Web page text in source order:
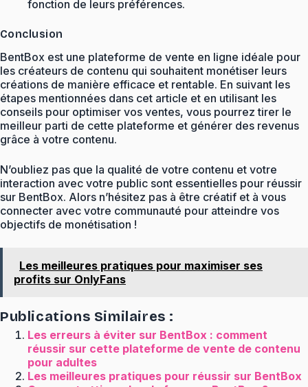
fonction de leurs préférences.
Conclusion
BentBox est une plateforme de vente en ligne idéale pour
les créateurs de contenu qui souhaitent monétiser leurs
créations de manière efficace et rentable. En suivant les
étapes mentionnées dans cet article et en utilisant les
conseils pour optimiser vos ventes, vous pourrez tirer le
meilleur parti de cette plateforme et générer des revenus
grâce à votre contenu.
N’oubliez pas que la qualité de votre contenu et votre
interaction avec votre public sont essentielles pour réussir
sur BentBox. Alors n’hésitez pas à être créatif et à vous
connecter avec votre communauté pour atteindre vos
objectifs de monétisation !
Les meilleures pratiques pour maximiser ses
profits sur OnlyFans
Publications Similaires :
Les erreurs à éviter sur BentBox : comment
réussir sur cette plateforme de vente de contenu
pour adultes
Les meilleures pratiques pour réussir sur BentBox